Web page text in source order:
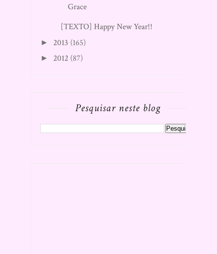
Grace
[TEXTO] Happy New Year!!
► 2013 (165)
► 2012 (87)
Pesquisar neste blog